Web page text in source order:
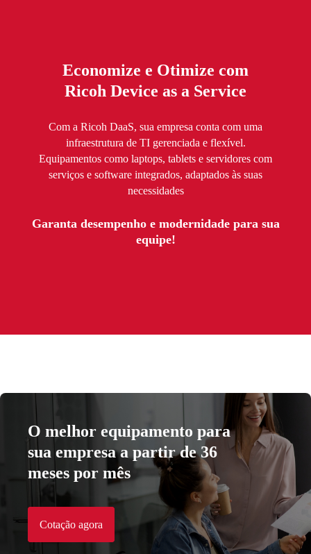
Economize e Otimize com
Ricoh Device as a Service
Com a Ricoh DaaS, sua empresa conta com uma
infraestrutura de TI gerenciada e flexível.
Equipamentos como laptops, tablets e servidores com
serviços e software integrados, adaptados às suas
necessidades
Garanta desempenho e modernidade para sua
equipe!
O melhor equipamento para
sua empresa a partir de 36
meses por mês
Cotação agora